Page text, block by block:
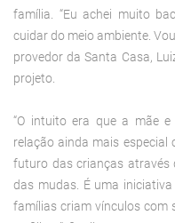
família. “Eu achei muito
cuidar do meio ambiente.
provedor da Santa Casa,
projeto.
“O intuito era que a mãe
relação ainda mais
futuro das crianças através
das mudas. É uma
famílias criam vínculos com